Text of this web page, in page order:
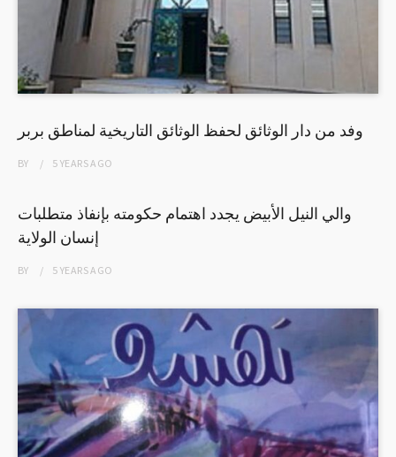
وفد من دار الوثائق لحفظ الوثائق التاريخية لمناطق بربر
BY 5 YEARSAGO
والي النيل الأبيض يجدد اهتمام حكومته بإنفاذ متطلبات
إنسان الولاية
BY 5 YEARSAGO